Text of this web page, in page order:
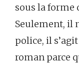
sous la forme
Seulement, il
police, il
roman parce